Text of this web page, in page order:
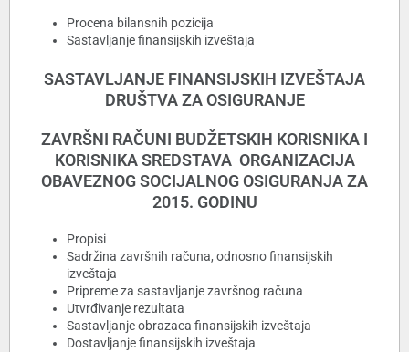
Procena bilansnih pozicija
Sastavljanje finansijskih izveštaja
SASTAVLJANJE FINANSIJSKIH IZVEŠTAJA
DRUŠTVA ZA OSIGURANJE
ZAVRŠNI RAČUNI BUDŽETSKIH KORISNIKA I
KORISNIKA SREDSTAVA ORGANIZACIJA
OBAVEZNOG SOCIJALNOG OSIGURANJA ZA
2015. GODINU
Propisi
Sadržina završnih računa, odnosno finansijskih
izveštaja
Pripreme za sastavljanje završnog računa
Utvrđivanje rezultata
Sastavljanje obrazaca finansijskih izveštaja
Dostavljanje finansijskih izveštaja